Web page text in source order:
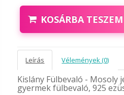
KOSÁRBA TESZEM
Leírás Vélemények (0)
Kislány Fülbevaló - Mosoly
gyermek fülbevaló, 925